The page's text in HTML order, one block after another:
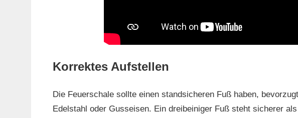
Korrektes Aufstellen
Die Feuerschale sollte einen standsicheren Fuß haben,
Edelstahl oder Gusseisen. Ein dreibeiniger Fuß steht sicherer